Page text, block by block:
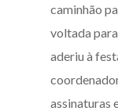
caminhão
voltada
aderiu à
assinaturas